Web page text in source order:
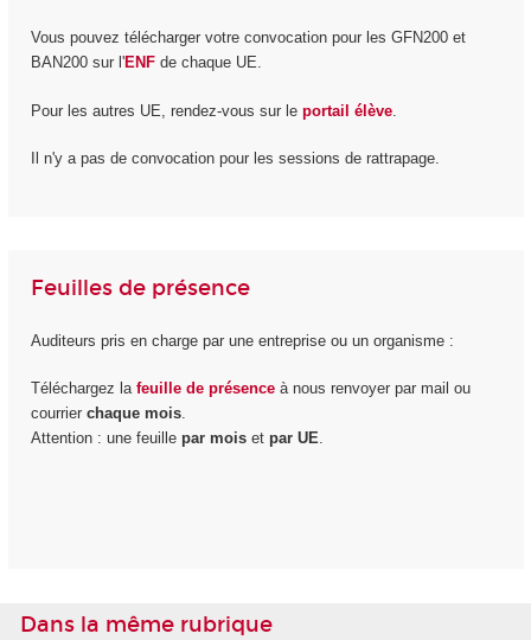
Vous pouvez télécharger votre convocation pour les GFN200 et
BAN200 sur l'ENFde chaque UE.
Pour les autres UE, rendez-vous sur le portail élève.
Il n'y a pas de convocation pour les sessions de rattrapage.
Feuilles de présence
Auditeurs pris en charge par une entreprise ou un organisme :
Téléchargez la feuille de présenceà nous renvoyer par mail ou
courrier chaque mois.
Attention : une feuille par moiset par UE.
Dans la même rubrique